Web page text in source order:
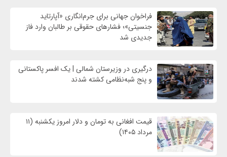
فراخوان جهانی برای جرم‌انگاری «آپارتاید
جنسیتی»؛ فشارهای حقوقی بر طالبان وارد فاز
جدیدی شد
درگیری در وزیرستان شمالی | یک افسر پاکستانی
و پنج شبه‌نظامی کشته شدند
قیمت افغانی به تومان و دلار امروز یکشنبه (۱۱
مرداد ۱۴۰۵)